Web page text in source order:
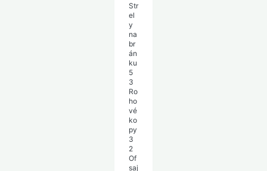
Str
el
y
na
br
án
ku
5
3
Ro
ho
vé
ko
py
3
2
Of
saj